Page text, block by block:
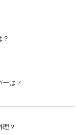
？
ーは？
理？